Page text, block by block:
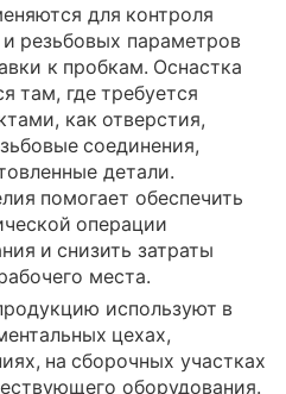
для контроля
резьбовых параметров
к пробкам. Оснастка
там, где требуется
как отверстия,
соединения,
детали.
помогает обеспечить
операции
и снизить затраты
места.
используют в
цехах,
на сборочных участках
оборудования.